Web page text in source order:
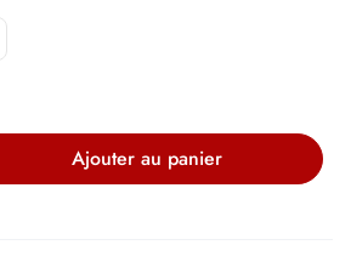
Ajouter au panier